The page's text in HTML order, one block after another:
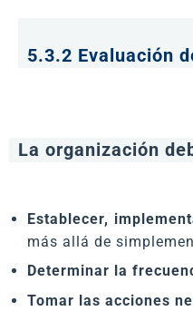
5.3.2 Evaluación
La organización
Establecer,
más allá de
Determinar la
Tomar las acciones